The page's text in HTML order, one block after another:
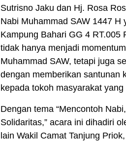
Sutrisno Jaku dan Hj. Rosa
Nabi Muhammad SAW 1447 H
Kampung Bahari GG 4 RT.005
tidak hanya menjadi
Muhammad SAW, tetapi juga
dengan memberikan santunan
kepada tokoh masyarakat
Dengan tema “Mencontoh
Solidaritas,” acara ini dihadiri
lain Wakil Camat Tanjung